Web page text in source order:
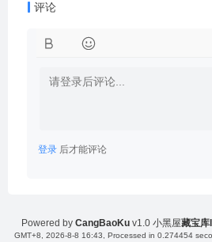
评论
登录 后才能评论
Powered by CangBaoKu v1.0 小黑屋藏宝库
GMT+8, 2026-8-8 16:43 , Processed in 0.274454